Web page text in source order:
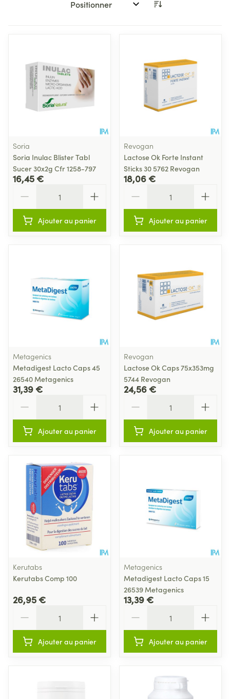
Trier par:
Soria
Soria Inulac Blister Tabl
Sucer 30x2g Cfr 1258-797
16,45 €
Ajouter au panier
Revogan
Lactose Ok Forte Instant
Sticks 30 5762 Revogan
18,06 €
Ajouter au panier
Metagenics
Metadigest Lacto Caps 45
26540 Metagenics
31,39 €
Ajouter au panier
Revogan
Lactose Ok Caps 75x353mg
5744 Revogan
24,56 €
Ajouter au panier
Kerutabs
Kerutabs Comp 100
26,95 €
Ajouter au panier
Metagenics
Metadigest Lacto Caps 15
26539 Metagenics
13,39 €
Ajouter au panier